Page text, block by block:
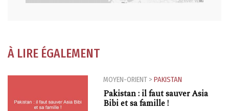
À LIRE ÉGALEMENT
MOYEN-ORIENT> PAKISTAN
Pakistan : il faut sauver Asia
Bibi et sa famille !